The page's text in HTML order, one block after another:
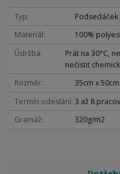
Typ
Materiál
100%
Údržba
Prát na 30°C,
nečistit
Rozměr
35cm x 50cm
Termín odeslání 3 až 8
Gramáž
320g/m2